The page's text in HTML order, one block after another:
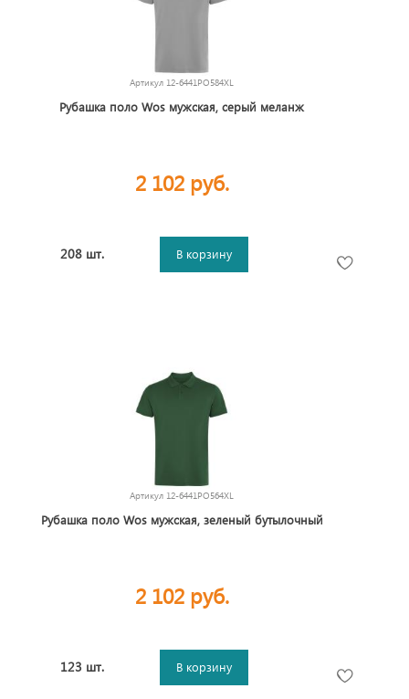
Артикул 12-6441PO584XL
Рубашка поло Wos мужская, серый меланж
2 102 руб.
208 шт. В корзину
Артикул 12-6441PO564XL
Рубашка поло Wos мужская, зеленый бутылочный
2 102 руб.
123 шт. В корзину